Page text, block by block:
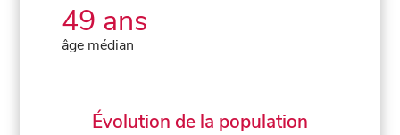
49 ans
âge médian
Évolution de la population